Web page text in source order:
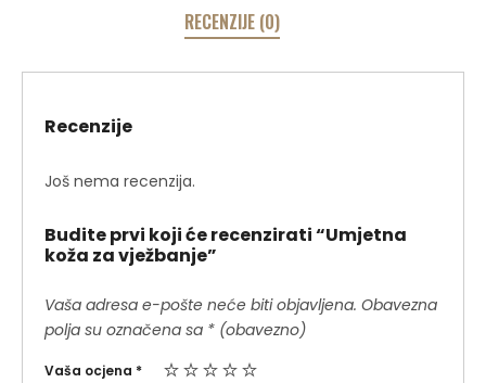
RECENZIJE (0)
Recenzije
Još nema recenzija.
Budite prvi koji će recenzirati “Umjetna
koža za vježbanje”
Vaša adresa e-pošte neće biti objavljena. Obavezna
polja su označena sa * (obavezno)
Vaša ocjena *